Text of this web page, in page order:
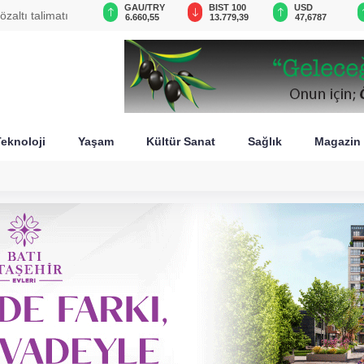
6.660,55
BIST 100
13.779,39
USD
47,6787
EUR
55,1254
Yaşam Kültür Sanat Sağlık Magazin